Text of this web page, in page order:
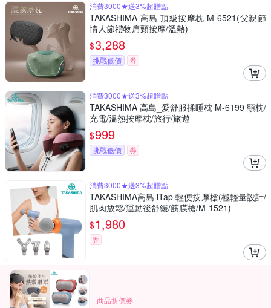
消費3000★送3%超贈點
TAKASHIMA 高島 頂級按摩枕 M-6521(父親節
情人節禮物肩頸按摩/溫熱)
$3,288
挑戰低價 券
消費3000★送3%超贈點
TAKASHIMA 高島_愛舒服揉睡枕 M-6199 頸枕/
充電/溫熱按摩枕/旅行/旅遊
$999
挑戰低價 券
消費3000★送3%超贈點
TAKASHIMA高島 iTap 輕便按摩槍(極輕量設計/
肌肉放鬆/運動後舒緩/筋膜槍/M-1521)
$1,980
券
商品折價券